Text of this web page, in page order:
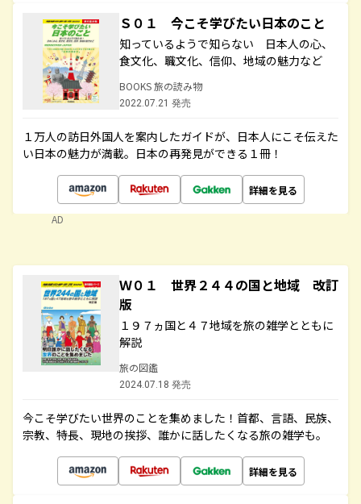
Ｓ０１ 今こそ学びたい日本のこと
知っているようで知らない 日本人の心、
食文化、職文化、信仰、地域の魅力など
BOOKS 旅の読み物
2022.07.21 発売
１万人の訪日外国人を案内したガイドが、日本人にこそ伝えた
い日本の魅力が満載。日本の再発見ができる１冊！
詳細を見る
AD
Ｗ０１ 世界２４４の国と地域 改訂
版
１９７ヵ国と４７地域を旅の雑学とともに
解説
旅の図鑑
2024.07.18 発売
今こそ学びたい世界のことを集めました！首都、言語、民族、
宗教、特長、現地の挨拶、誰かに話したくなる旅の雑学も。
詳細を見る